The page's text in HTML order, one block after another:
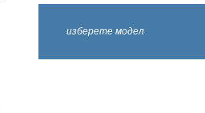
изберете модел